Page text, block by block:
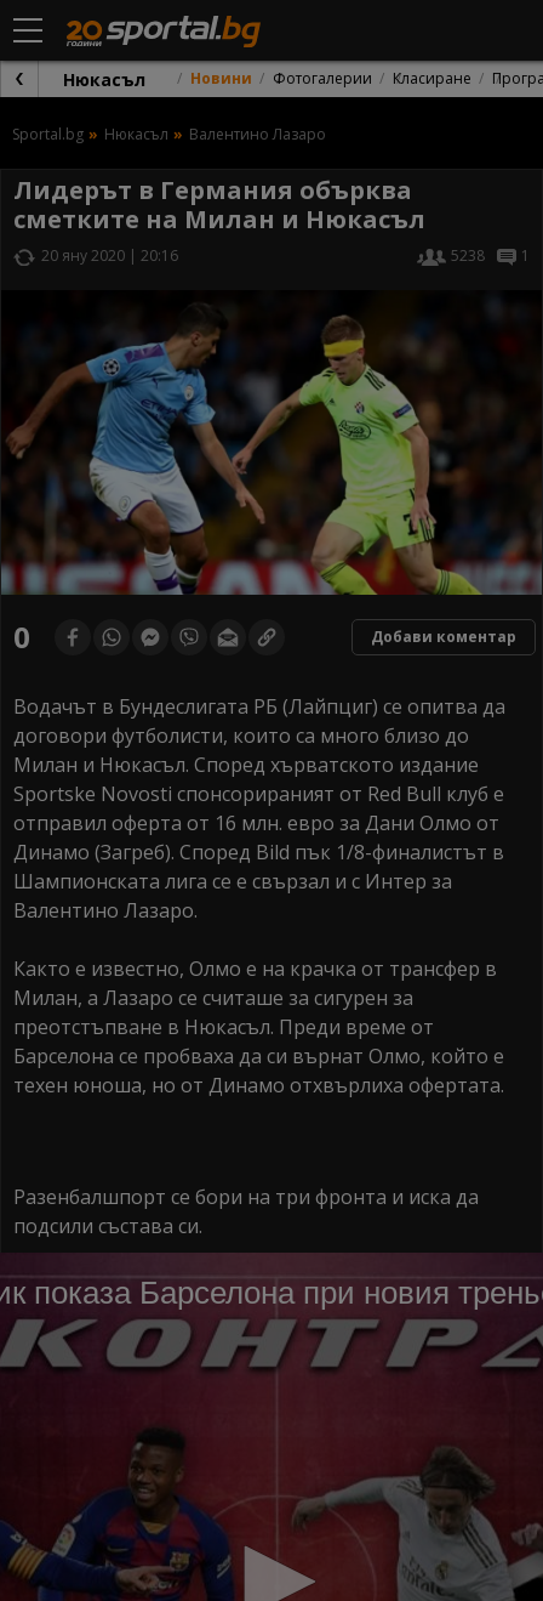
Нюкасъл Новини Фотогалерии Класиране
Sportal.bg Нюкасъл Валентино Лазаро
Лидерът в Германия обърква
сметките на Милан и Нюкасъл
20 яну 2020 | 20:16 5238 1
0 Добави коментар
Водачът в Бундеслигата РБ (Лайпциг) се опитва да
договори футболисти, които са много близо до
Милан и Нюкасъл. Според хърватското издание
Sportske Novosti спонсорираният от Red Bull клуб е
отправил оферта от 16 млн. евро за Дани Олмо от
Динамо (Загреб). Според Bild пък 1/8-финалистът в
Шампионската лига се е свързал и с Интер за
Валентино Лазаро.
Както е известно, Олмо е на крачка от трансфер в
Милан, а Лазаро се считаше за сигурен за
преотстъпване в Нюкасъл. Преди време от
Барселона се пробваха да си върнат Олмо, който е
техен юноша, но от Динамо отхвърлиха офертата.
Разенбалшпорт се бори на три фронта и иска да
подсили състава си.